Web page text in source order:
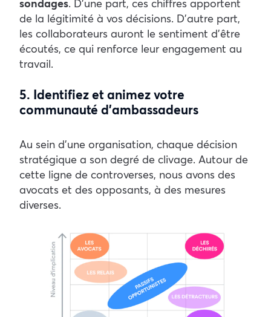
sondages. D’une part, ces chiffres apportent
de la légitimité à vos décisions. D’autre part,
les collaborateurs auront le sentiment d’être
écoutés, ce qui renforce leur engagement au
travail.
5. Identifiez et animez votre
communauté d’ambassadeurs
Au sein d’une organisation, chaque décision
stratégique a son degré de clivage. Autour de
cette ligne de controverses, nous avons des
avocats et des opposants, à des mesures
diverses.